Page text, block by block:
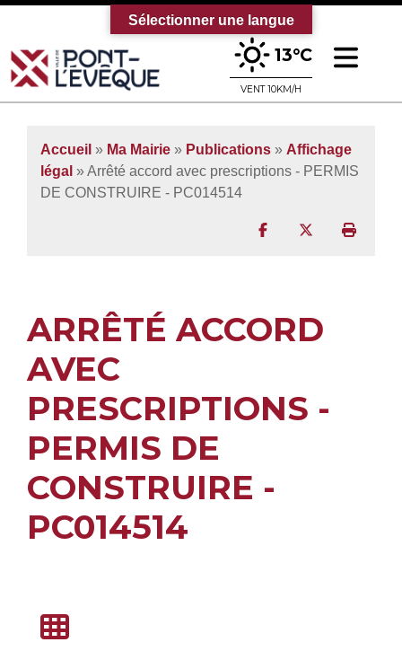
Bienvenue sur le site officiel de la
13°C
VENT 10KM/H
Accueil » Ma Mairie » Publications » Affichage
légal » Arrêté accord avec prescriptions - PERMIS
DE CONSTRUIRE - PC014514
Partager surPartager sur
ARRÊTÉ ACCORD
AVEC
PRESCRIPTIONS -
PERMIS DE
CONSTRUIRE -
PC014514
Sélectionner une langue